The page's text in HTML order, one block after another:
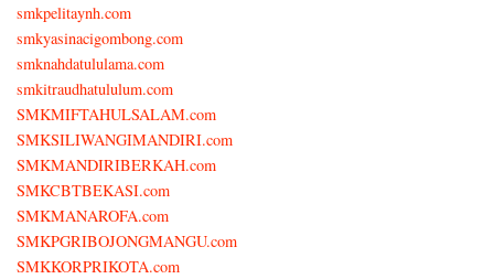
smkpelitaynh.com
smkyasinacigombong.com
smknahdatululama.com
smkitraudhatululum.com
SMKMIFTAHULSALAM.com
SMKSILIWANGIMANDIRI.com
SMKMANDIRIBERKAH.com
SMKCBTBEKASI.com
SMKMANAROFA.com
SMKPGRIBOJONGMANGU.com
SMKKORPRIKOTA.com